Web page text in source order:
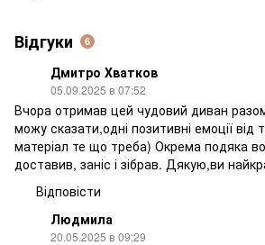
Відгуки 6
Дмитро Хватков
05.09.2025 в 07:52
Вчора отримав цей чудовий диван
можу сказати,одні позитивні емоції від
матеріал те що треба) Окрема подяка
доставив, заніс і зібрав. Дякую,ви
Відповісти
Людмила
20.05.2025 в 09:29